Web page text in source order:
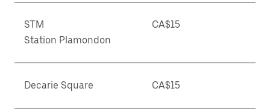
STM
Station Plamondon
CA$15
Decarie Square CA$15